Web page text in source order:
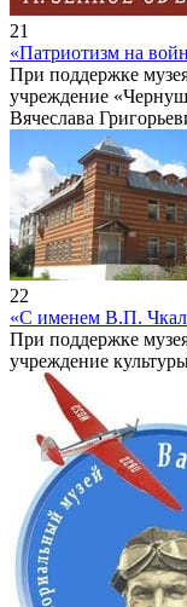
21
«Патриотизм на
При поддержке
учреждение
Вячеслава
22
«С именем В.П.
При поддержке
учреждение